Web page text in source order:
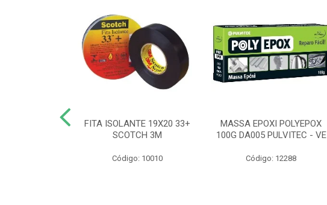
FITA ISOLANTE 19X20 33+
SCOTCH 3M
Código: 10010
MASSA EPOXI POLYEPOX
100G DA005 PULVITEC - VE
Código: 12288